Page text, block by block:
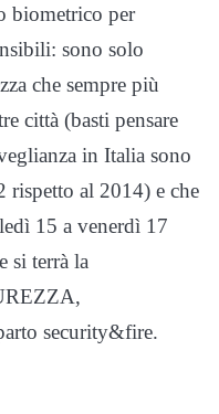
biometrico per
sono solo
che sempre più
città (basti pensare
in Italia sono
rispetto al 2014) e che
15 a venerdì 17
si terrà la
security&fire.